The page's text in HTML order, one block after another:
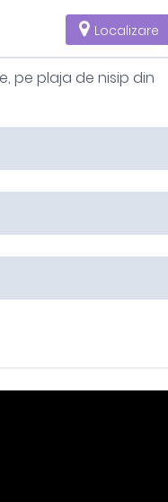
Localizare
pe plaja de nisip din